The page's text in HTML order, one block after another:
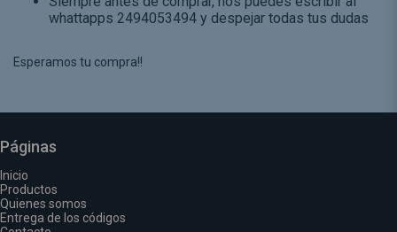
whattapps 2494053494 y despejar todas tus dudas
Esperamos tu compra!!
Páginas
Inicio
Productos
Quienes somos
Entrega de los códigos